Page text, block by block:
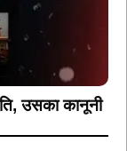
उसका कानूनी